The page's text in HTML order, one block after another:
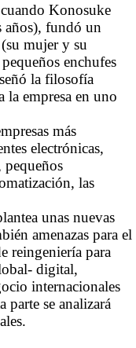
Konosuke
años), fundó un
mujer y su
enchufes
la filosofía
la empresa en uno
más
electrónicas,
pequeños
las
unas nuevas
amenazas para el
reingeniería para
digital,
internacionales
parte se analizará